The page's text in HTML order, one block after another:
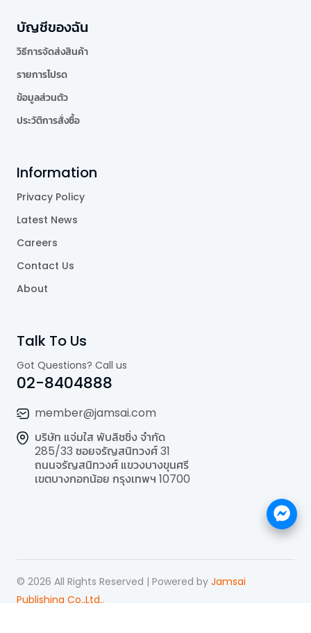
บัญชีของฉัน
วิธีการจัดส่งสินค้า
รายการโปรด
ข้อมูลส่วนตัว
ประวัติการสั่งซื้อ
Information
Privacy Policy
Latest News
Careers
Contact Us
About
Talk To Us
Got Questions? Call us
02-8404888
member@jamsai.com
บริษัท แจ่มใส พับลิชชิ่ง จำกัด
285/33 ซอยจรัญสนิทวงศ์ 31
ถนนจรัญสนิทวงศ์ แขวงบางขุนศรี
เขตบางกอกน้อย กรุงเทพฯ 10700
© 2026 All Rights Reserved | Powered by Jamsai
Publishing Co.,Ltd..